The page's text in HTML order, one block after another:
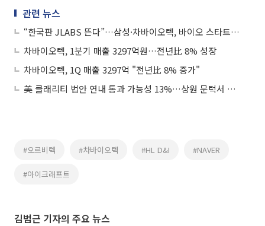
관련 뉴스
“한국판 JLABS 뜬다”…삼성·차바이오텍, 바이오 스타트업 직접 키운다
차바이오텍, 1분기 매출 3297억원…전년比 8% 성장
차바이오텍, 1Q 매출 3297억 "전년比 8% 증가"
美 클래리티 법안 연내 통과 가능성 13%…상원 문턱서 제동
#오르비텍 #차바이오텍 #HL D&I #NAVER
#아이크래프트
김범근 기자의 주요 뉴스